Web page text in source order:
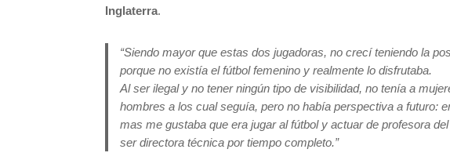
Inglaterra.
“Siendo mayor que estas dos jugadoras, no crecí teniendo la
porque no existía el fútbol femenino y realmente lo disfrutaba.
Al ser ilegal y no tener ningún tipo de visibilidad, no tenía a
hombres a los cual seguía, pero no había perspectiva a futuro:
mas me gustaba que era jugar al fútbol y actuar de profesora
ser directora técnica por tiempo completo.”